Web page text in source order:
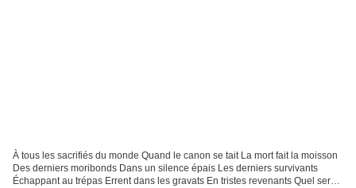
À tous les sacrifiés du monde Quand le canon se tait La mort fait la moisson
Des derniers moribonds Dans un silence épais Les derniers survivants
Échappant au trépas Errent dans les gravats En tristes revenants Quel sera